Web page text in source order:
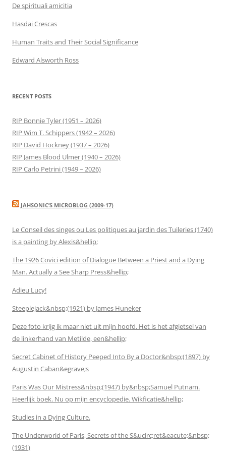
De spirituali amicitia
Hasdai Crescas
Human Traits and Their Social Significance
Edward Alsworth Ross
RECENT POSTS
RIP Bonnie Tyler (1951 – 2026)
RIP Wim T. Schippers (1942 – 2026)
RIP David Hockney (1937 – 2026)
RIP James Blood Ulmer (1940 – 2026)
RIP Carlo Petrini (1949 – 2026)
JAHSONIC’S MICROBLOG (2009-17)
Le Conseil des singes ou Les politiques au jardin des Tuileries (1740)
is a painting by Alexis&hellip;
The 1926 Covici edition of Dialogue Between a Priest and a Dying
Man. Actually a See Sharp Press&hellip;
Adieu Lucy!
Steeplejack&nbsp;(1921) by James Huneker
Deze foto krijg ik maar niet uit mijn hoofd. Het is het afgietsel van
de linkerhand van Metilde, een&hellip;
Secret Cabinet of History Peeped Into By a Doctor&nbsp;(1897) by
Augustin Caban&egrave;s
Paris Was Our Mistress&nbsp;(1947) by&nbsp;Samuel Putnam.
Heerlijk boek. Nu op mijn encyclopedie. Wikficatie&hellip;
Studies in a Dying Culture.
The Underworld of Paris, Secrets of the S&ucirc;ret&eacute;&nbsp;
(1931)